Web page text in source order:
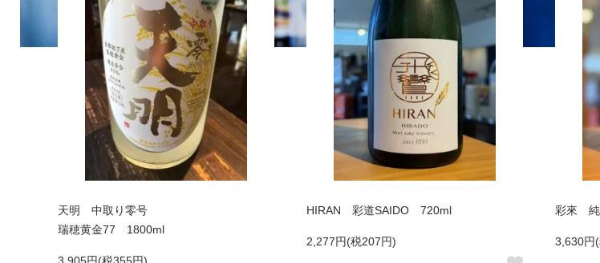
天明 中取り零号
瑞穂黄金77 1800ml
HIRAN 彩道SAIDO 720ml
2,277円(税207円)
彩來
3,630円